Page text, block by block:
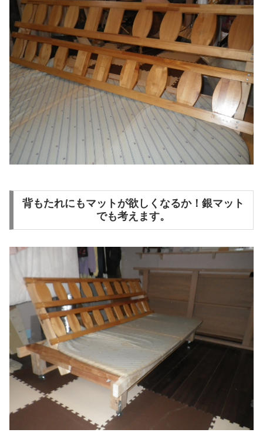
背もたれにもマットが欲しくなるか！銀マット
でも考えます。